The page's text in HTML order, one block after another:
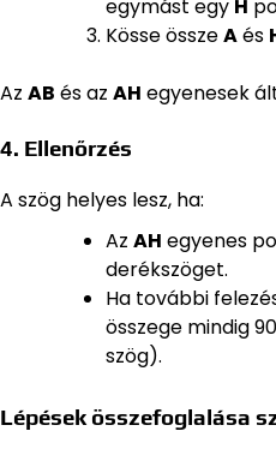
egymást egy H
Kösse összeAés
Az AB és az AH egyenesek
4. Ellenőrzés
A szög helyes lesz, ha:
Az AH egyenes
derékszöget.
Ha további
összege mindig
szög).
Lépések összefoglalása